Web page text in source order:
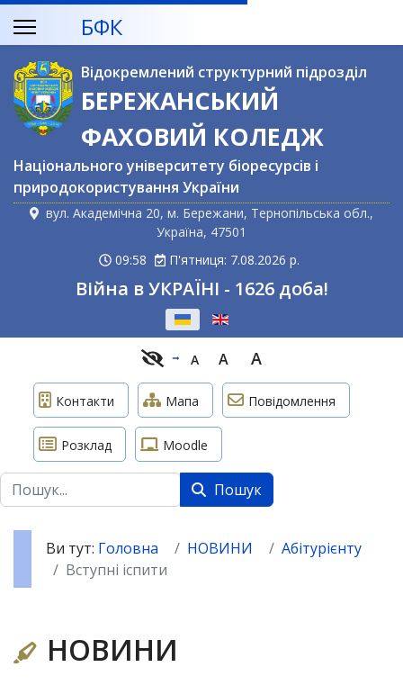
БФК
Відокремлений структурний підрозділ
БЕРЕЖАНСЬКИЙ
ФАХОВИЙ КОЛЕДЖ
Національного університету біоресурсів і
природокористування України
вул. Академічна 20, м. Бережани, Тернопільська обл.,
Україна, 47501
09:58
П'ятниця: 7.08.2026 р.
Війна в УКРАЇНІ - 1626 доба!
A A A
Контакти Мапа Повідомлення
Розклад Moodle
Пошук Пошук
Ви тут: Головна НОВИНИ
Абітурієнту
Вступні іспити
НОВИНИ